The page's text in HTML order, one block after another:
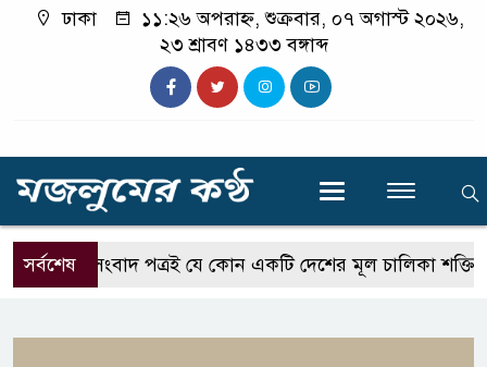
ঢাকা
১১:২৬ অপরাহ্ন, শুক্রবার, ০৭ অগাস্ট ২০২৬,
২৩ শ্রাবণ ১৪৩৩ বঙ্গাব্দ
সর্বশেষসংবাদ পত্রই যে কোন একটি দেশের মূল চালিকা শক্তি-